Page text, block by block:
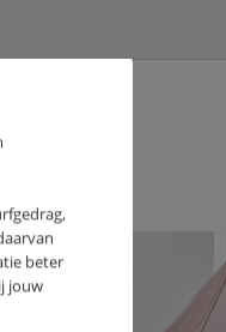
beter
jouw